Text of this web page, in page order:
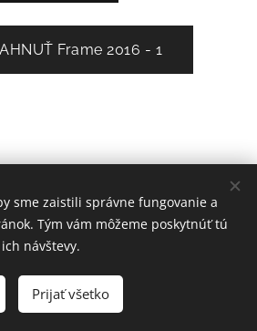
Frame 2016 - 1
Cookies
sme zaistili správne fungovanie a
Tým vám môžeme poskytnúť tú
návštevy.
Prijať všetko